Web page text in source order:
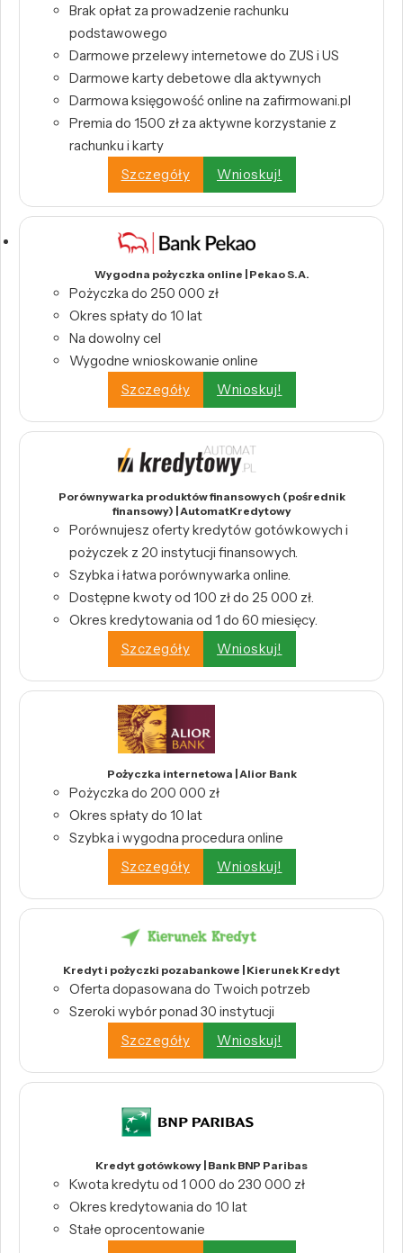
Brak opłat za prowadzenie rachunku
podstawowego
Darmowe przelewy internetowe do ZUS i US
Darmowe karty debetowe dla aktywnych
Darmowa księgowość online na zafirmowani.pl
Premia do 1500 zł za aktywne korzystanie z
rachunku i karty
Szczegóły
Wnioskuj!
Wygodna pożyczka online | Pekao S.A.
Pożyczka do 250 000 zł
Okres spłaty do 10 lat
Na dowolny cel
Wygodne wnioskowanie online
Szczegóły
Wnioskuj!
Porównywarka produktów finansowych (pośrednik
finansowy) | AutomatKredytowy
Porównujesz oferty kredytów gotówkowych i
pożyczek z 20 instytucji finansowych.
Szybka i łatwa porównywarka online.
Dostępne kwoty od 100 zł do 25 000 zł.
Okres kredytowania od 1 do 60 miesięcy.
Szczegóły
Wnioskuj!
Pożyczka internetowa | Alior Bank
Pożyczka do 200 000 zł
Okres spłaty do 10 lat
Szybka i wygodna procedura online
Szczegóły
Wnioskuj!
Kredyt i pożyczki pozabankowe | Kierunek Kredyt
Oferta dopasowana do Twoich potrzeb
Szeroki wybór ponad 30 instytucji
Szczegóły
Wnioskuj!
Kredyt gotówkowy | Bank BNP Paribas
Kwota kredytu od 1 000 do 230 000 zł
Okres kredytowania do 10 lat
Stałe oprocentowanie